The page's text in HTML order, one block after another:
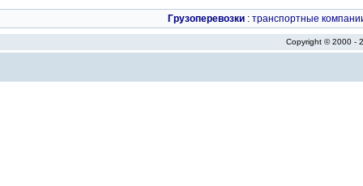
Грузоперевозки : транспортные
Copyright © 2000 -